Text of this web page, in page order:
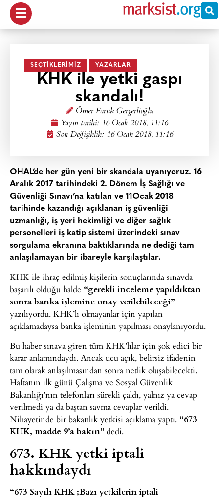
SEÇTIKLERIMIZ YAZARLAR
KHK ile yetki gaspı
skandalı!
Ömer Faruk Gergerlioğlu
Yayın tarihi: 16 Ocak 2018, 11:16
Son Değişiklik: 16 Ocak 2018, 11:16
OHAL’de her gün yeni bir skandala uyanıyoruz. 16
Aralık 2017 tarihindeki 2. Dönem İş Sağlığı ve
Güvenliği Sınavı’na katılan ve 11Ocak 2018
tarihinde kazandığı açıklanan iş güvenliği
uzmanlığı, iş yeri hekimliği ve diğer sağlık
personelleri iş katip sistemi üzerindeki sınav
sorgulama ekranına baktıklarında ne dediği tam
anlaşılamayan bir ibareyle karşılaştılar.
KHK ile ihraç edilmiş kişilerin sonuçlarında sınavda
başarılı olduğu halde “gerekli inceleme yapıldıktan
sonra banka işlemine onay verilebileceği”
yazılıyordu. KHK’lı olmayanlar için yapılan
açıklamadaysa banka işleminin yapılması onaylanıyordu.
Bu haber sınava giren tüm KHK’lılar için şok edici bir
karar anlamındaydı. Ancak ucu açık, belirsiz ifadenin
tam olarak anlaşılmasından sonra netlik oluşabilecekti.
Haftanın ilk günü Çalışma ve Sosyal Güvenlik
Bakanlığı’nın telefonları sürekli çaldı, yalnız ya cevap
verilmedi ya da baştan savma cevaplar verildi.
Nihayetinde bir bakanlık yetkisi açıklama yaptı. “673
KHK, madde 9’a bakın” dedi.
673. KHK yetki iptali
hakkındaydı
“673 Sayılı KHK ;Bazı yetkilerin iptali